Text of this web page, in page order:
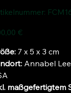
FCM1623
€
7 x 5 x 3 cm
Annabel Lee
maßgefertigtem